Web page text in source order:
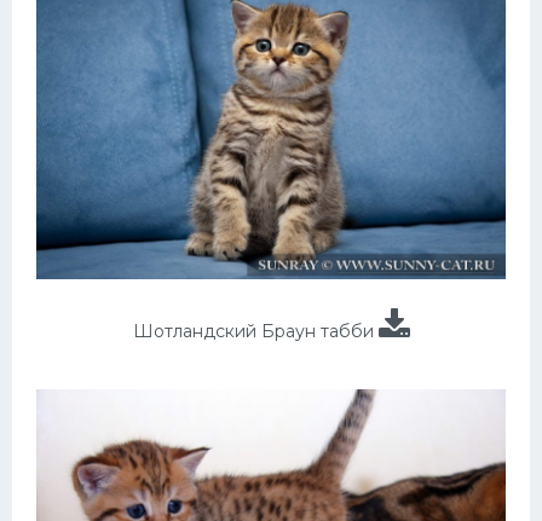
Шотландский Браун табби